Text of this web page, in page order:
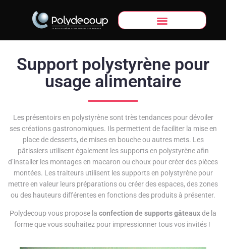
Support polystyrène pour
usage alimentaire
Les présentoirs en polystyrène sont très tendances pour dévoiler
ses créations gastronomiques. Ils permettent de faciliter la mise en
place de desserts, de mises en bouche ou autres mets. Les
pâtissiers utilisent également les supports en polystyrène afin
d’installer les montages en macaron ou choux pour créer des pièces
montées. Les traiteurs utilisent les supports en polystyrène pour
mettre en valeur leurs préparations ou créer des espaces, des zones
ou des hauteurs différentes en fonctions des produits à présenter.
Polydecoup vous propose la confection de supports gâteauxde la
forme que vous souhaitez pour impressionner tous vos invités !